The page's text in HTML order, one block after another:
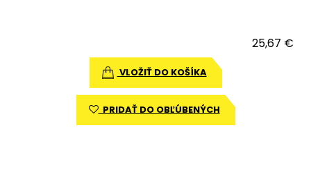
25,67 €
VLOŽIŤ DO KOŠÍKA
PRIDAŤ DO OBĽÚBENÝCH